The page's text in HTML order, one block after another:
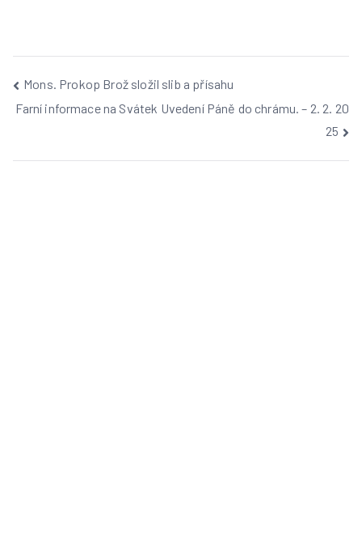
Mons. Prokop Brož složil slib a přísahu
Farní informace na Svátek Uvedení Páně do chrámu. – 2. 2. 20
25